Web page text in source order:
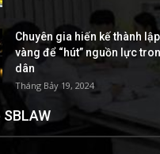
Chuyên gia hiến kế thành
vàng để “hút” nguồn lực
dân
Tháng Bảy 19, 2024